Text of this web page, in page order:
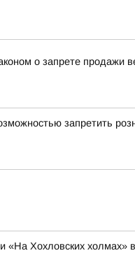
о запрете
запретить
«На Хохловских